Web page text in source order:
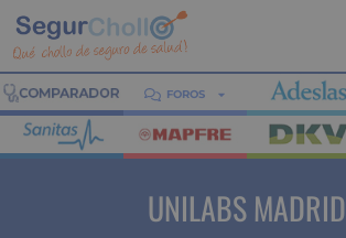
FOROS
UNILABS MADRID